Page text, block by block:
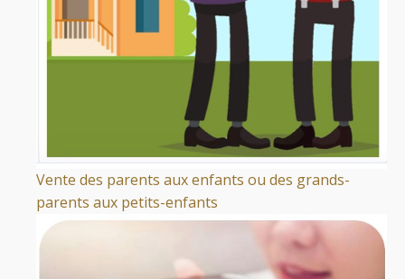
Vente des parents aux enfants ou des grands-
parents aux petits-enfants